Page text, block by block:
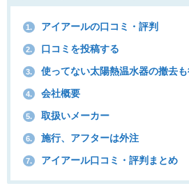
1. アイアールの口コミ・評判
2. 口コミを投稿する
3. 使ってない太陽熱温水器の撤去
4. 会社概要
5. 取扱いメーカー
6. 施行、アフターは外注
7. アイアール口コミ・評判まとめ